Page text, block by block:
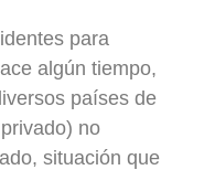
para
algún tiempo,
países de
no
situación que